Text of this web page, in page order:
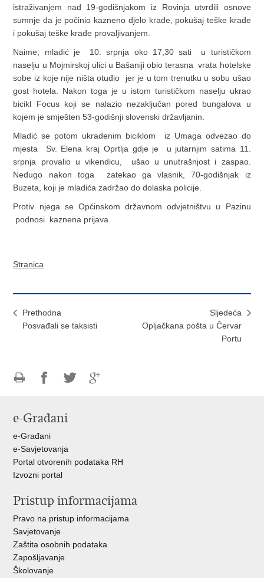
istraživanjem nad 19-godišnjakom iz Rovinja utvrdili osnove
sumnje da je počinio kazneno djelo krađe, pokušaj teške krađe
i pokušaj teške krađe provaljivanjem.
Naime, mladić je 10. srpnja oko 17,30 sati u turističkom
naselju u Mojmirskoj ulici u Bašaniji obio terasna vrata hotelske
sobe iz koje nije ništa otuđio jer je u tom trenutku u sobu ušao
gost hotela. Nakon toga je u istom turističkom naselju ukrao
bicikl Focus koji se nalazio nezaključan pored bungalova u
kojem je smješten 53-godišnji slovenski državljanin.
Mladić se potom ukradenim biciklom iz Umaga odvezao do
mjesta Sv. Elena kraj Oprtlja gdje je u jutarnjim satima 11.
srpnja provalio u vikendicu, ušao u unutrašnjost i zaspao.
Nedugo nakon toga zatekao ga vlasnik, 70-godišnjak iz
Buzeta, koji je mladića zadržao do dolaska policije.
Protiv njega se Općinskom državnom odvjetništvu u Pazinu
podnosi kaznena prijava.
Stranica
Prethodna
Posvađali se taksisti
Sljedeća
Opljačkana pošta u Červar
Portu
FacebookuTwitteru
e-Građani
e-Građani
e-Savjetovanja
Portal otvorenih podataka RH
Izvozni portal
Pristup informacijama
Pravo na pristup informacijama
Savjetovanje
Zaštita osobnih podataka
Zapošljavanje
Školovanje